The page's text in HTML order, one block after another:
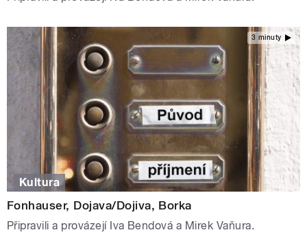
3 minuty
Kultura
Fonhauser, Dojava/Dojiva, Borka
Připravili a provázejí Iva Bendová a Mirek Vaňura.